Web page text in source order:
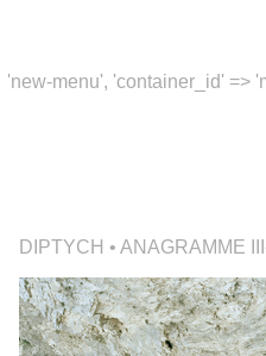
'new-menu', 'container_id' =>
DIPTYCH • ANAGRAMME